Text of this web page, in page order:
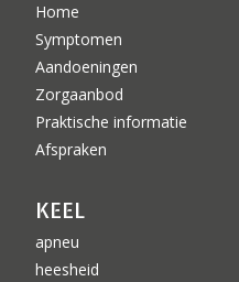
Home
Symptomen
Aandoeningen
Zorgaanbod
Praktische informatie
Afspraken
KEEL
apneu
heesheid